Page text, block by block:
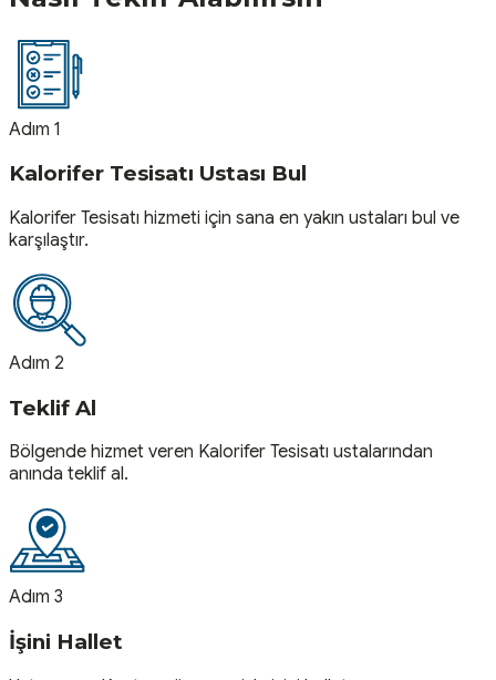
Adım 1
Kalorifer Tesisatı Ustası Bul
Kalorifer Tesisatı hizmeti için sana en yakın ustaları bul ve
karşılaştır.
Adım 2
Teklif Al
Bölgende hizmet veren Kalorifer Tesisatı ustalarından
anında teklif al.
Adım 3
İşini Hallet